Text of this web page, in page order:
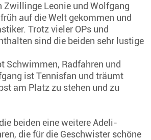
Zwillinge Leonie und Wolfgang
auf die Welt gekommen und
Trotz vieler OPs und
sind die beiden sehr lustige
Schwimmen, Radfahren und
ist Tennisfan und träumt
am Platz zu stehen und zu
beiden eine weitere Adeli-
die für die Geschwister schöne